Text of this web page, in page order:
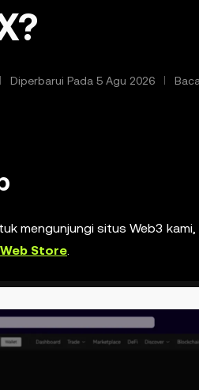
Diperbarui Pada 5 Agu 2026
mengunjungi situs Web3
Store.